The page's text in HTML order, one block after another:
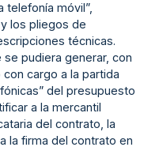
móvil”,
los pliegos de
técnicas.
se pudiera generar, con
cargo a la partida
del presupuesto
a la mercantil
del contrato, la
la firma del contrato en